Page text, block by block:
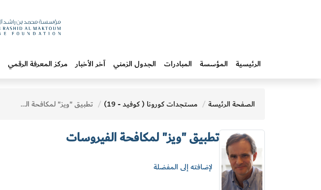
الرئيسية المؤسسة المبادرات‎ الجدول الزمني آخر الأخبار مركز المعرفة الرقمي
الصفحة الرئيسة مستجدات كورونا ( كوفيد - 19) تطبيق "ويز" لمكافحة الفيروسات
تطبيق "ويز" لمكافحة الفيروسات
لإضافته إلى المفضلة